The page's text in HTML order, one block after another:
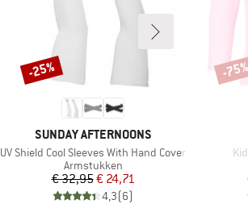
MERK
SUNDAY AFTERNOONS
Artikel
UV Shield Cool Sleeves With Hand Cover
Productgroep
Armstukken
Prijs
€ 32,95Verlaagde prijs
€ 24,71
4,3(6)
Korting
-25% -